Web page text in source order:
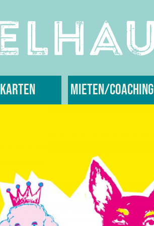
Karten Mieten/Coaching